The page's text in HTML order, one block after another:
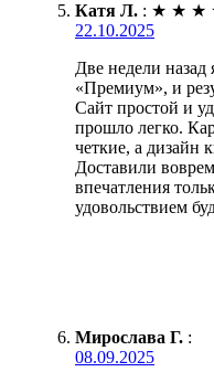
Катя Л. : ★ ★ ★
22.10.2025
Две недели назад
«Премиум», и
Сайт простой и
прошло легко.
четкие, а дизайн
Доставили
впечатления
удовольствием
Мирослава Г. :
08.09.2025